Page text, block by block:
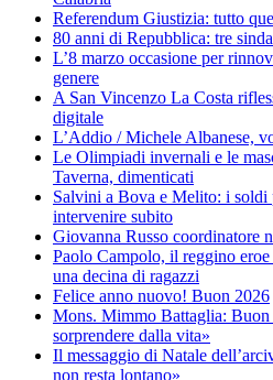
Referendum Giustizia: tutto
80 anni di Repubblica: tre
L’8 marzo occasione per
genere
A San Vincenzo La Costa
digitale
L’Addio / Michele Albanese,
Le Olimpiadi invernali e le
Taverna, dimenticati
Salvini a Bova e Melito: i soldi
intervenire subito
Giovanna Russo coordinatore
Paolo Campolo, il reggino
una decina di ragazzi
Felice anno nuovo! Buon 2026
Mons. Mimmo Battaglia: Buon
sorprendere dalla vita»
Il messaggio di Natale
non resta lontano»